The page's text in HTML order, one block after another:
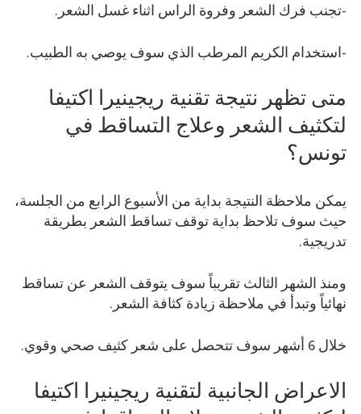
-تجنب فرك الشعر وفروة الراس اثناء غسل الشعر.
-استخدام الكريم المرطب الذي سوف يوصي به الطبيب.
متى تظهر نتيجة تقنية ريجينيرا اكتيفا
لتكثيف الشعر وعلاج التساقط في
تونس؟
يمكن ملاحظة النتيجة بداية من الأسبوع الرابع من الجلسة،
حيث سوف تلاحظ بداية توقف تساقط الشعر بطريقة
تدريجية.
ومنذ الشهر الثالث تقريباً سوف يتوقف الشعر عن تساقط
نهائياً وتبدأ في ملاحظة زيادة كثافة الشعر.
خلال 6 أشهر سوف تتحصل على شعر كثيف صحي وقوي.
الاعراض الجانبية لتقنية ريجينيرا اكتيفا